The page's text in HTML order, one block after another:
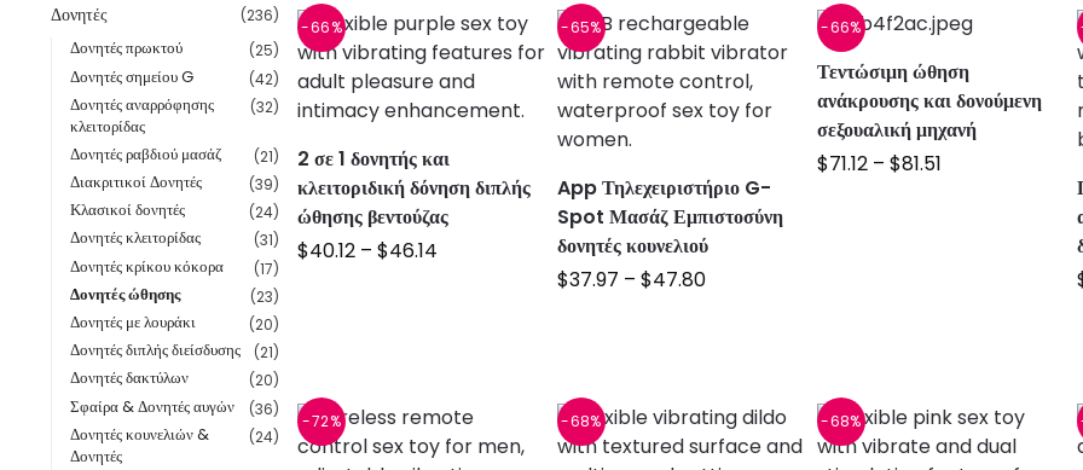
-66%
2 σε 1 δονητής και
κλειτοριδική δόνηση διπλής
ώθησης βεντούζας
$40.12 – $46.14
-65%
App Τηλεχειριστήριο G-
Spot Μασάζ Εμπιστοσύνη
δονητές κουνελιού
$37.97 – $47.80
-66%
Τεντώσιμη ώθηση
ανάκρουσης και δονούμενη
σεξουαλική μηχανή
$71.12 – $81.51
-72% -68% -68%
Δονητές (236)
Δονητές πρωκτού (25)
Δονητές σημείου G (42)
Δονητές αναρρόφησης
κλειτορίδας
(32)
Δονητές ραβδιού μασάζ (21)
Διακριτικοί Δονητές (39)
Κλασικοί δονητές (24)
Δονητές κλειτορίδας (31)
Δονητές κρίκου κόκορα (17)
Δονητές ώθησης (23)
Δονητές με λουράκι (20)
Δονητές διπλής διείσδυσης (21)
Δονητές δακτύλων (20)
Σφαίρα & Δονητές αυγών (36)
Δονητές κουνελιών &
Δονητές
(24)